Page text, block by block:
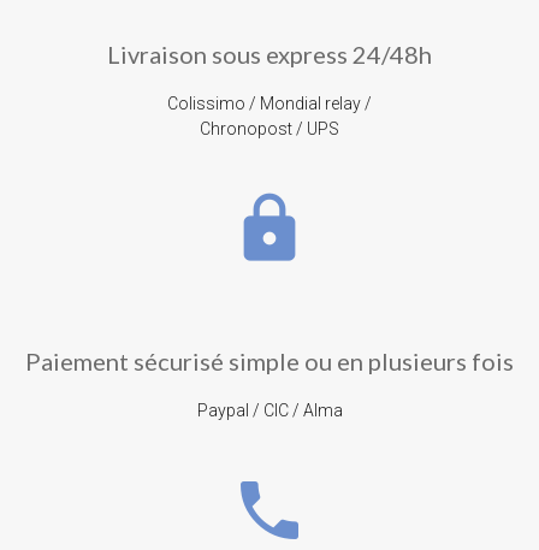
Livraison sous express 24/48h
Colissimo / Mondial relay /
Chronopost / UPS
lock
Paiement sécurisé simple ou en plusieurs fois
Paypal / CIC / Alma
phone